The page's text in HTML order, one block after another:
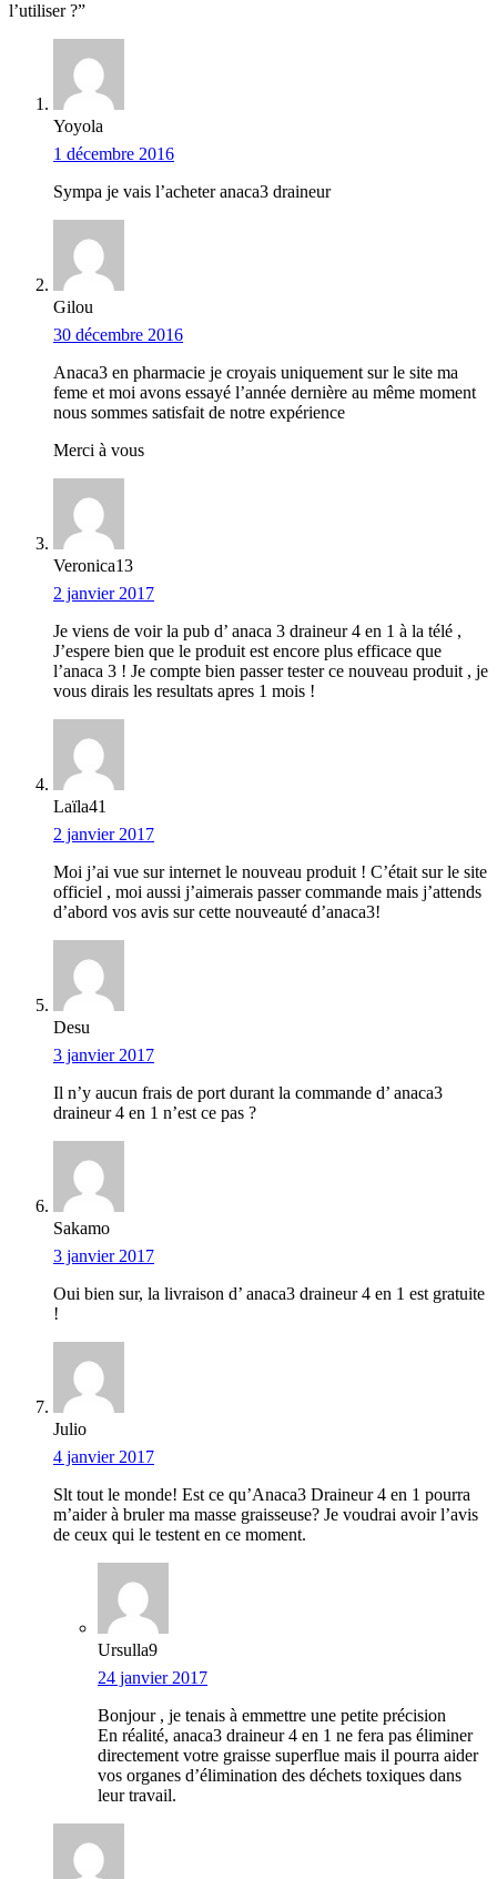
l’utiliser ?”
Yoyola
1 décembre 2016
Sympa je vais l’acheter anaca3 draineur
Gilou
30 décembre 2016
Anaca3 en pharmacie je croyais uniquement sur le site ma
feme et moi avons essayé l’année dernière au même moment
nous sommes satisfait de notre expérience
Merci à vous
Veronica13
2 janvier 2017
Je viens de voir la pub d’ anaca 3 draineur 4 en 1 à la télé ,
J’espere bien que le produit est encore plus efficace que
l’anaca 3 ! Je compte bien passer tester ce nouveau produit , je
vous dirais les resultats apres 1 mois !
Laïla41
2 janvier 2017
Moi j’ai vue sur internet le nouveau produit ! C’était sur le site
officiel , moi aussi j’aimerais passer commande mais j’attends
d’abord vos avis sur cette nouveauté d’anaca3!
Desu
3 janvier 2017
Il n’y aucun frais de port durant la commande d’ anaca3
draineur 4 en 1 n’est ce pas ?
Sakamo
3 janvier 2017
Oui bien sur, la livraison d’ anaca3 draineur 4 en 1 est gratuite
!
Julio
4 janvier 2017
Slt tout le monde! Est ce qu’Anaca3 Draineur 4 en 1 pourra
m’aider à bruler ma masse graisseuse? Je voudrai avoir l’avis
de ceux qui le testent en ce moment.
Ursulla9
24 janvier 2017
Bonjour , je tenais à emmettre une petite précision
En réalité, anaca3 draineur 4 en 1 ne fera pas éliminer
directement votre graisse superflue mais il pourra aider
vos organes d’élimination des déchets toxiques dans
leur travail.